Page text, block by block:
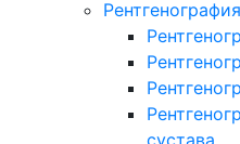
сустава